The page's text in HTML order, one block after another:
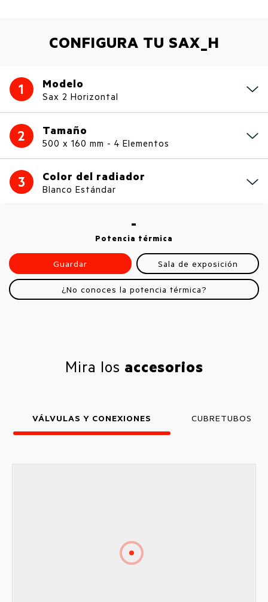
CONFIGURA TU SAX_H
1 Modelo
Sax 2 Horizontal
2 Tamaño
500 x 160 mm - 4 Elementos
3 Color del radiador
Blanco Estándar
-
Potencia térmica
Guardar Sala de exposición
¿No conoces la potencia térmica?
Mira los accesorios
VÁLVULAS Y CONEXIONES CUBRETUBOS